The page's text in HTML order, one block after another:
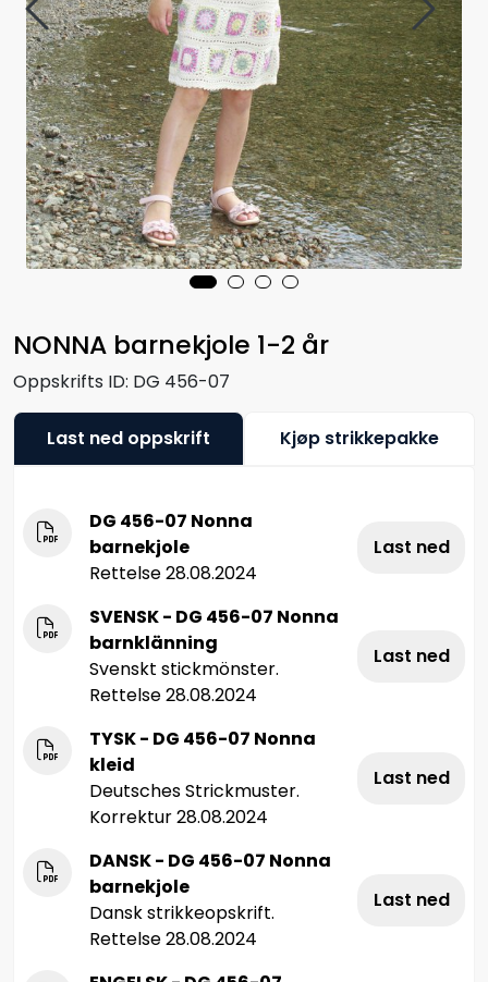
NONNA barnekjole 1-2 år
Oppskrifts ID: DG 456-07
Last ned oppskrift Kjøp strikkepakke
DG 456-07 Nonna
barnekjole
Rettelse 28.08.2024
Last ned
SVENSK - DG 456-07 Nonna
barnklänning
Svenskt stickmönster.
Rettelse 28.08.2024
Last ned
TYSK - DG 456-07 Nonna
kleid
Deutsches Strickmuster.
Korrektur 28.08.2024
Last ned
DANSK - DG 456-07 Nonna
barnekjole
Dansk strikkeopskrift.
Rettelse 28.08.2024
Last ned